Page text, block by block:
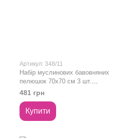
Артикул: 348/11
Набір муслинових бавовняних
пелюшок 70х70 см 3 шт.
Babyono рожевий
481 грн
Купити